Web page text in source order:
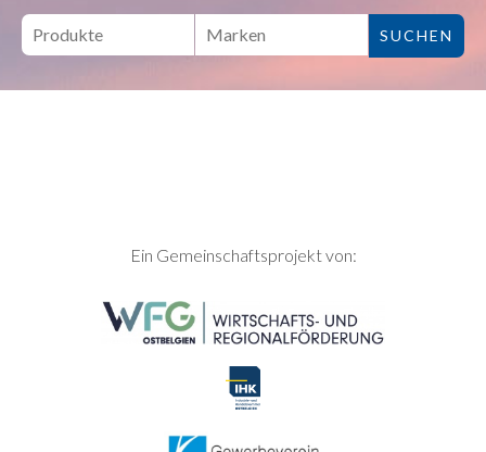
SEITENFUSSEin Gemeinschaftsprojekt von: